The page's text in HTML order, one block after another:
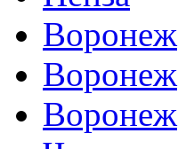
Воронеж
Воронеж
Воронеж